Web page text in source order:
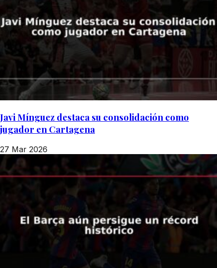
Javi Mínguez destaca su consolidación como
jugador en Cartagena
27 Mar 2026